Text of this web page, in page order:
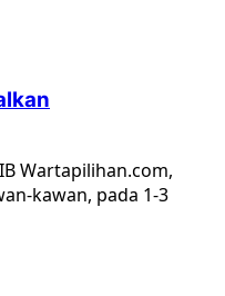
Wartapilihan.com,
kawan, pada 1-3